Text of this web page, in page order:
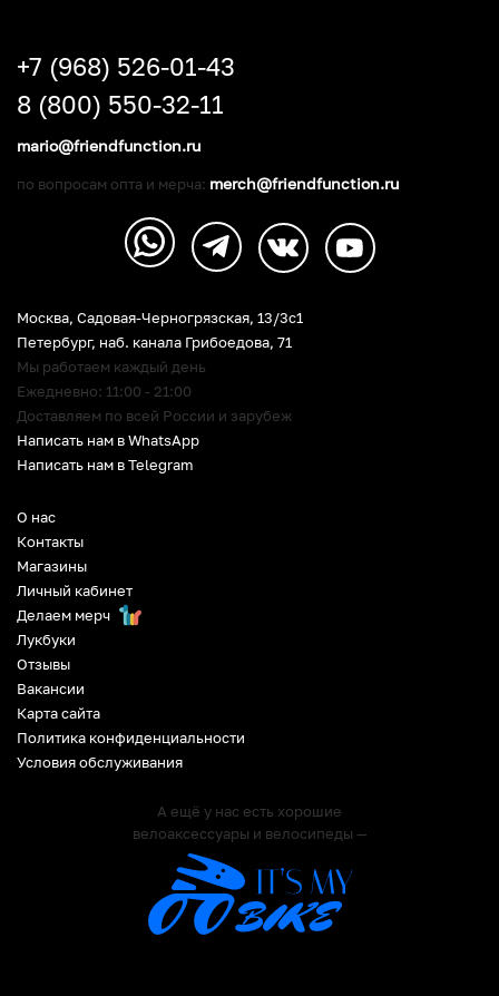
О нас
Контакты
Магазины
Личный кабинет
Делаем мерч
Лукбуки
Отзывы
Вакансии
Карта сайта
Политика конфиденциальности
Условия обслуживания
А ещё у нас есть хорошие
велоаксессуары и велосипеды —
Москва, Садовая-Черногрязская, 13/3c1
Петербург, наб. канала Грибоедова, 71
Мы работаем каждый день
Ежедневно: 11:00 - 21:00
Доставляем по всей России и зарубеж
Написать нам в WhatsApp
Написать нам в Telegram
+7 (968) 526-01-43
8 (800) 550-32-11
mario@friendfunction.ru
по вопросам опта и мерча: merch@friendfunction.ru